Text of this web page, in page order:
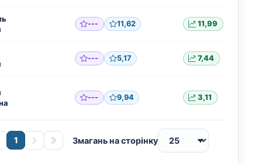
--- 11,62 11,99
--- 5,17 7,44
--- 9,94 3,11
1 Змагань на сторінку